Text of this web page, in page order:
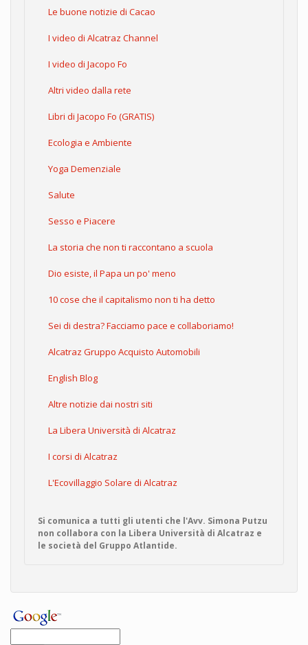
Le buone notizie di Cacao
I video di Alcatraz Channel
I video di Jacopo Fo
Altri video dalla rete
Libri di Jacopo Fo (GRATIS)
Ecologia e Ambiente
Yoga Demenziale
Salute
Sesso e Piacere
La storia che non ti raccontano a scuola
Dio esiste, il Papa un po' meno
10 cose che il capitalismo non ti ha detto
Sei di destra? Facciamo pace e collaboriamo!
Alcatraz Gruppo Acquisto Automobili
English Blog
Altre notizie dai nostri siti
La Libera Università di Alcatraz
I corsi di Alcatraz
L'Ecovillaggio Solare di Alcatraz
Si comunica a tutti gli utenti che l'Avv. Simona Putzu
non collabora con la Libera Università di Alcatraz e
le società del Gruppo Atlantide.